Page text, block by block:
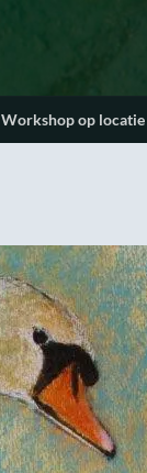
Workshop op locatie